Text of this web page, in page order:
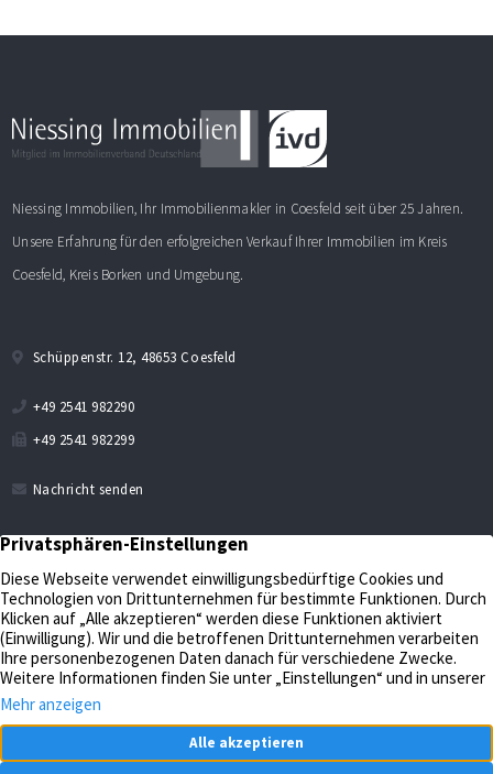
Niessing Immobilien, Ihr Immobilienmakler in Coesfeld seit über 25 Jahren.
Unsere Erfahrung für den erfolgreichen Verkauf Ihrer Immobilien im Kreis
Coesfeld, Kreis Borken und Umgebung.
Schüppenstr. 12, 48653 Coesfeld
+49 2541 982290
+49 2541 982299
Nachricht senden
Verkaufen
Aktuelles
Bewerten
Kontakt
Impressum
Verwalten
Datenschutz
Unternehmen